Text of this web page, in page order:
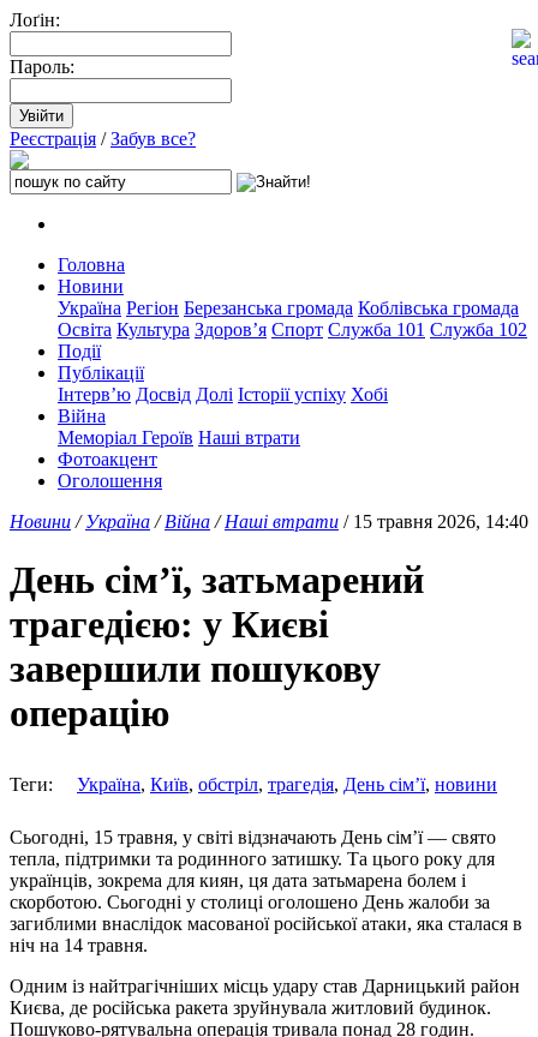
Лоґін:
Пароль:
Реєстрація /Забув все?
Головна
Новини
Україна Регіон Березанська громада Коблівська громада
Освіта Культура Здоров’я Спорт Служба 101 Служба 102
Події
Публікації
Інтерв’ю Досвід Долі Історії успіху Хобі
Війна
Меморіал Героїв Наші втрати
Фотоакцент
Оголошення
Новини /Україна /Війна /Наші втрати / 15 травня 2026, 14:40
День сім’ї, затьмарений
трагедією: у Києві
завершили пошукову
операцію
Теги: Україна, Київ, обстріл, трагедія, День сім’ї, новини
Сьогодні, 15 травня, у світі відзначають День сім’ї — свято
тепла, підтримки та родинного затишку. Та цього року для
українців, зокрема для киян, ця дата затьмарена болем і
скорботою. Сьогодні у столиці оголошено День жалоби за
загиблими внаслідок масованої російської атаки, яка сталася в
ніч на 14 травня.
Одним із найтрагічніших місць удару став Дарницький район
Києва, де російська ракета зруйнувала житловий будинок.
Пошуково-рятувальна операція тривала понад 28 годин.